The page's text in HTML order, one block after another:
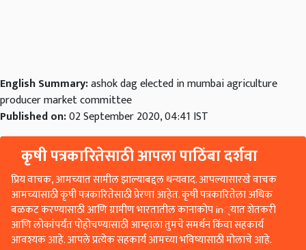
English Summary:ashok dag elected in mumbai agriculture
producer market committee
Published on:02 September 2020, 04:41 IST
कृषी पत्रकारितेसाठी आपला पाठिंबा दर्शवा
प्रिय वाचक, आमच्यात सामील झाल्याबद्दल धन्यवाद. आपल्यासारखे वाचक
आमच्यासाठी कृषी पत्रकारितेसाठी प्रेरणा आहेत. कृषी पत्रकारितेला अधिक
बळकट करण्यासाठी आणि ग्रामीण भारतातील कानाकोप in्यात शेतकरी
आणि लोकांपर्यंत पोहोचण्यासाठी आम्हाला तुमचे समर्थन किंवा सहकार्य
आवश्यक आहे. आपले प्रत्येक सहकार्य आमच्या भविष्यासाठी मोलाचे आहे.